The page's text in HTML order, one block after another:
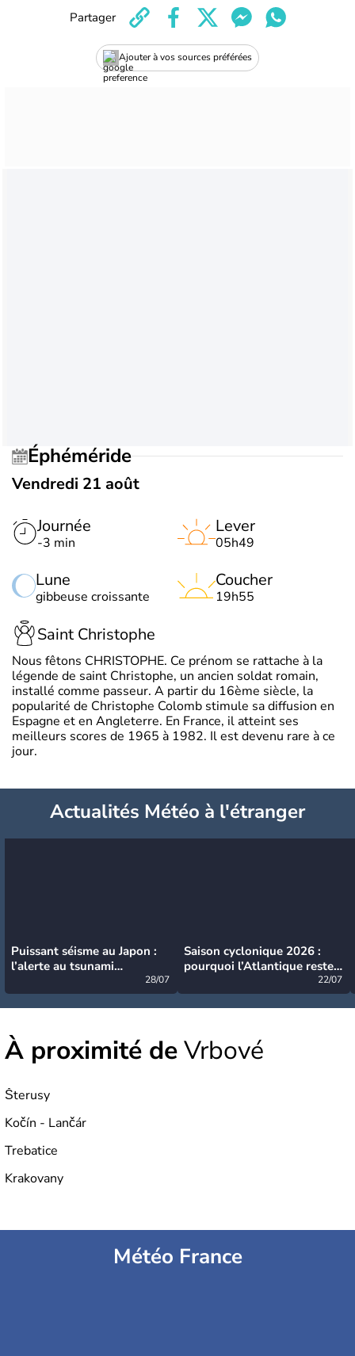
Ajouter à vos sources préférées
Partager
Éphéméride
Vendredi 21 août
Journée
-3 min
Lune
gibbeuse croissante
Lever
05h49
Coucher
19h55
Saint Christophe
Nous fêtons CHRISTOPHE. Ce prénom se rattache à la
légende de saint Christophe, un ancien soldat romain,
installé comme passeur. A partir du 16ème siècle, la
popularité de Christophe Colomb stimule sa diffusion en
Espagne et en Angleterre. En France, il atteint ses
meilleurs scores de 1965 à 1982. Il est devenu rare à ce
jour.
Actualités Météo à l'étranger
Puissant séisme au Japon :
l’alerte au tsunami
28/07
Saison cyclonique 2026 :
pourquoi l’Atlantique reste
22/07
À proximité deVrbové
Šterusy
Kočín - Lančár
Trebatice
Krakovany
Météo France